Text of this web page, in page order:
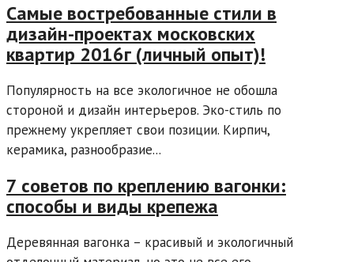
Самые востребованные стили в
дизайн-проектах московских
квартир 2016г (личный опыт)!
Популярность на все экологичное не обошла
стороной и дизайн интерьеров. Эко-стиль по
прежнему укрепляет свои позиции. Кирпич,
керамика, разнообразие...
7 советов по креплению вагонки:
способы и виды крепежа
Деревянная вагонка – красивый и экологичный